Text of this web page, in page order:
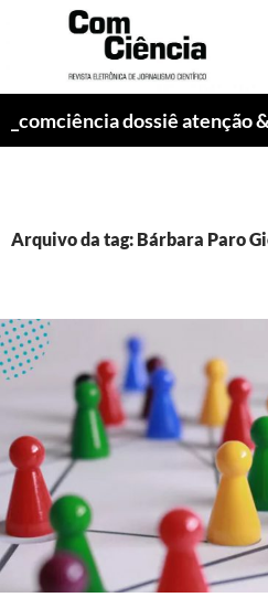
_comciência dossiê atenção
Arquivo da tag: Bárbara Paro